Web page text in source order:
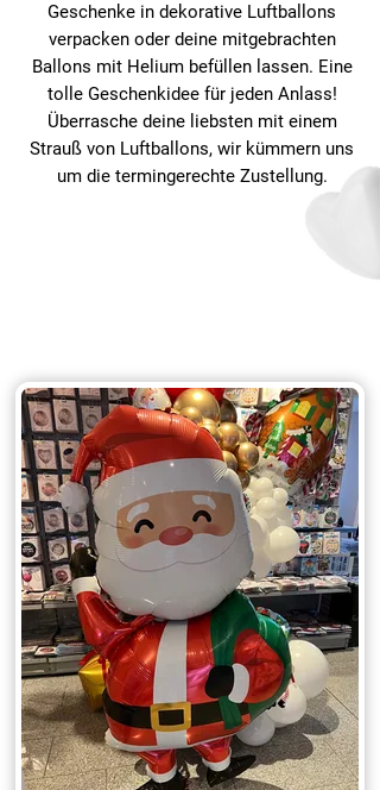
Geschenke in dekorative Luftballons
verpacken oder deine mitgebrachten
Ballons mit Helium befüllen lassen. Eine
tolle Geschenkidee für jeden Anlass!
Überrasche deine liebsten mit einem
Strauß von Luftballons, wir kümmern uns
um die termingerechte Zustellung.